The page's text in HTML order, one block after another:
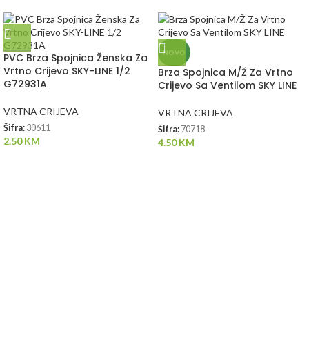
PVC Brza Spojnica Ženska Za
Vrtno Crijevo SKY-LINE 1/2
G72931A
VRTNA CRIJEVA
Šifra: 30611
2.50KM
NOVO
Brza Spojnica M/Ž Za Vrtno
Crijevo Sa Ventilom SKY LINE
VRTNA CRIJEVA
Šifra: 70718
4.50KM